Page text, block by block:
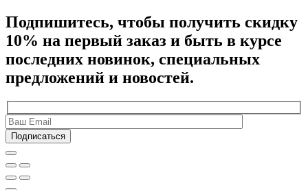
Подпишитесь, чтобы получить скидку
10% на первый заказ и быть в курсе
последних новинок, специальных
предложений и новостей.